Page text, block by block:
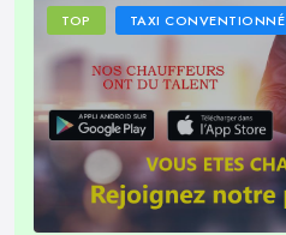
TOP TAXI CONVENTIONNÉ